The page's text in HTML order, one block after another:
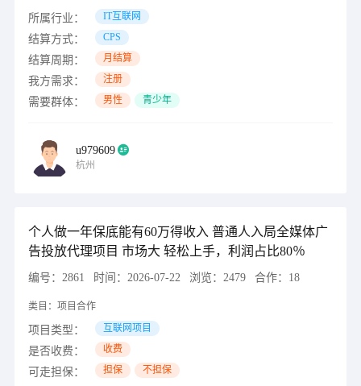
所属行业： IT互联网
结算方式： CPS
结算周期： 月结算
我方需求： 注册
需要群体： 男性 青少年
u979609
杭州
个人做一年保底能有60万得收入 普通人入局全媒体广
告投放代理项目 市场大 轻松上手，利润占比80％
编号： 2861 时间： 2026-07-22 浏览： 2479 合作： 18
类目： 项目合作
项目类型： 互联网项目
是否收费： 收费
可走担保： 担保 不担保